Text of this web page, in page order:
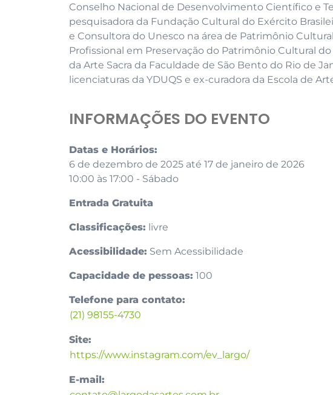
Conselho Nacional de Desenvolvimento Científico e
pesquisadora da Fundação Cultural do Exército
e Consultora do Unesco na área de Patrimônio
Profissional em Preservação do Patrimônio Cultural
da Arte Sacra da Faculdade de São Bento do Rio de
licenciaturas da YDUQS e ex-curadora da Escola de
INFORMAÇÕES DO EVENTO
Datas e Horários:
6 de dezembro de 2025 até 17 de janeiro de 2026
10:00 às 17:00 - Sábado
Entrada Gratuita
Classificações: livre
Acessibilidade: Sem Acessibilidade
Capacidade de pessoas: 100
Telefone para contato:
(21) 98155-4730
Site:
https://www.instagram.com/ev_largo/
E-mail: